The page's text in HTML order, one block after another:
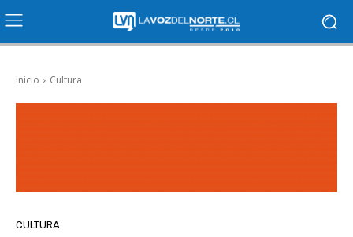
Inicio Cultura
CULTURA